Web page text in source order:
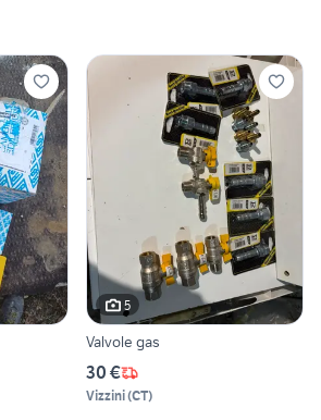
5
Valvole gas
30 €
Vizzini(CT)